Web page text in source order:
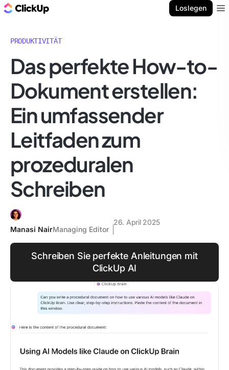
Loslegen
PRODUKTIVITÄT
Das perfekte How-to-
Dokument erstellen:
Ein umfassender
Leitfaden zum
prozeduralen
Schreiben
Manasi NairManaging Editor
26. April 2025
Schreiben Sie perfekte Anleitungen mit
ClickUp AI